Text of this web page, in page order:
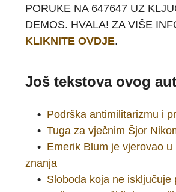
PORUKE NA 647647 UZ
DEMOS. HVALA! ZA VIŠE
KLIKNITE OVDJE.
Još tekstova ovog
• Podrška antimilitarizmu i
• Tuga za vječnim Šjor
• Emerik Blum je vjerovao u
znanja
• Sloboda koja ne isključuje